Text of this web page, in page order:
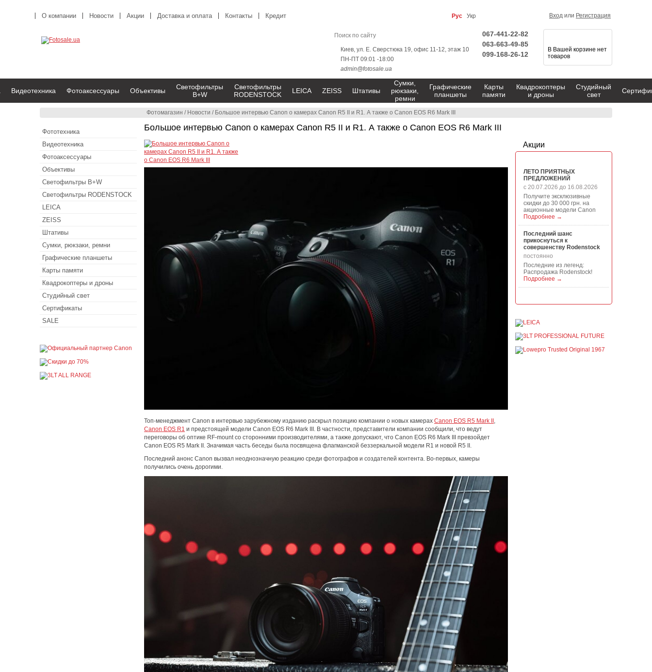
Фотомагазин / Новости / Большое интервью Canon о камерах Canon R5 II и R1. А также о Canon EOS R6 Mark III
Большое интервью Canon о камерах Canon R5 II и R1. А также о Canon EOS R6 Mark III
Топ-менеджмент Canon в интервью зарубежному изданию раскрыл позицию компании о новых камерах Canon EOS R5 Mark II ,
Canon EOS R1 и предстоящей модели Canon EOS R6 Mark III. В частности, представители компании сообщили, что ведут
переговоры об оптике RF-mount со сторонними производителями, а также допускают, что Canon EOS R6 Mark III превзойдет
Canon EOS R5 Mark II. Значимая часть беседы была посвящена флагманской беззеркальной модели R1 и новой R5 II.
Последний анонс Canon вызвал неоднозначную реакцию среди фотографов и создателей контента. Во-первых, камеры
получились очень дорогими.
Акции
ЛЕТО ПРИЯТНЫХ
ПРЕДЛОЖЕНИЙ
с 20.07.2026 до 16.08.2026
Получите эксклюзивные
скидки до 30 000 грн. на
акционные модели Canon
Подробнее →
Последний шанс
прикоснуться к
совершенству Rodenstock
постоянно
Последние из легенд:
Распродажа Rodenstock!
Подробнее →
Manfrotto, National
продукции Manfrotto, National
гарантиров...
Подробнее →
О компании Новости Акции Доставка и оплата Контакты Кредит Рус Укр Вход или Регистрация
Киев, ул. Е. Сверстюка 19, офис 11-12, этаж 10
ПН-ПТ 09:01 -18:00
admin@fotosale.ua
067-441-22-82
063-663-49-85
099-168-26-12
В Вашей корзине нет
товаров
Видеотехника Фотоаксессуары Объективы
Светофильтры
B+W
Светофильтры
RODENSTOCK
LEICA ZEISS Штативы
Сумки,
рюкзаки,
ремни
Графические
планшеты
Карты
памяти
Квадрокоптеры
и дроны
Студийный
свет
Фототехника
Видеотехника
Фотоаксессуары
Объективы
Светофильтры B+W
Светофильтры RODENSTOCK
LEICA
ZEISS
Штативы
Сумки, рюкзаки, ремни
Графические планшеты
Карты памяти
Квадрокоптеры и дроны
Студийный свет
Сертификаты
SALE